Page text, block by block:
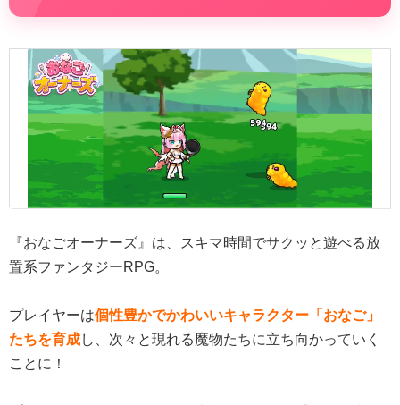
『おなごオーナーズ』は、スキマ時間でサクッと遊べる放
置系ファンタジーRPG。
プレイヤーは個性豊かでかわいいキャラクター「おなご」
たちを育成し、次々と現れる魔物たちに立ち向かっていく
ことに！